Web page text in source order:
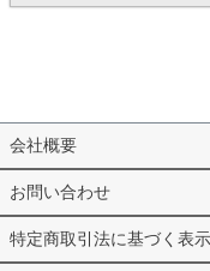
会社概要
お問い合わせ
特定商取引法に基づく表示